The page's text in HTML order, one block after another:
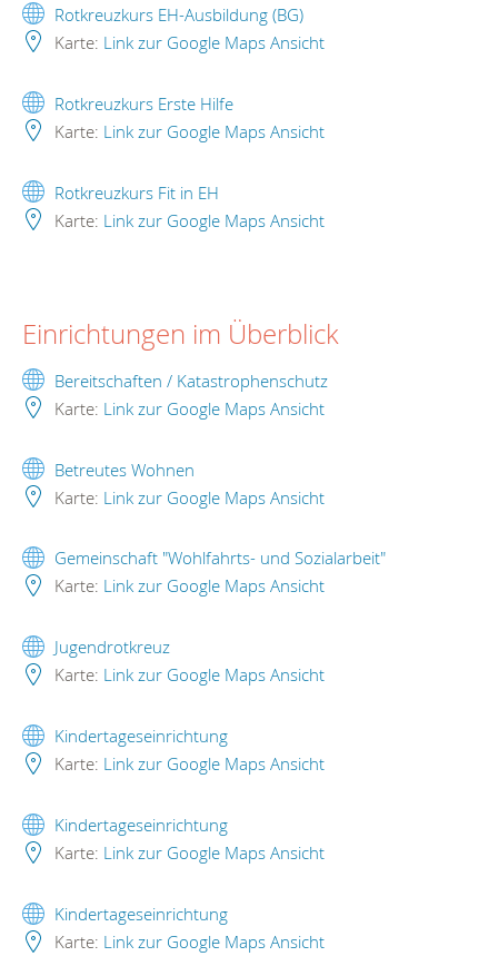
Rotkreuzkurs EH-Ausbildung (BG)
Karte: Link zur Google Maps Ansicht
Rotkreuzkurs Erste Hilfe
Karte: Link zur Google Maps Ansicht
Rotkreuzkurs Fit in EH
Karte: Link zur Google Maps Ansicht
Einrichtungen im Überblick
Bereitschaften / Katastrophenschutz
Karte: Link zur Google Maps Ansicht
Betreutes Wohnen
Karte: Link zur Google Maps Ansicht
Gemeinschaft "Wohlfahrts- und Sozialarbeit"
Karte: Link zur Google Maps Ansicht
Jugendrotkreuz
Karte: Link zur Google Maps Ansicht
Kindertageseinrichtung
Karte: Link zur Google Maps Ansicht
Kindertageseinrichtung
Karte: Link zur Google Maps Ansicht
Kindertageseinrichtung
Karte: Link zur Google Maps Ansicht